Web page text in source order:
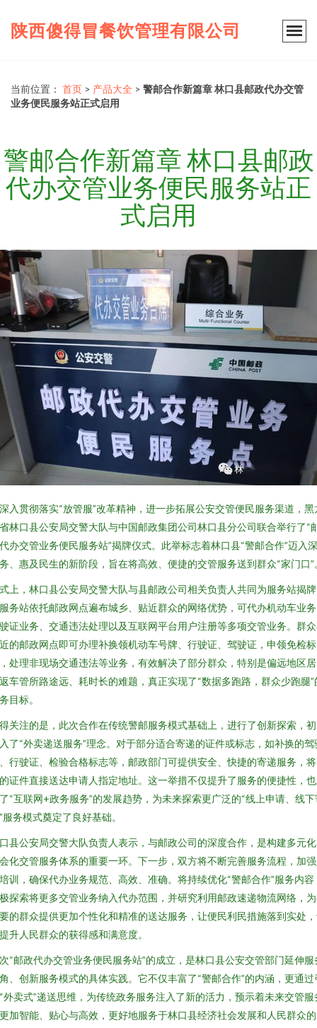
陕西傻得冒餐饮管理有限公司
当前位置： 首页 > 产品大全 > 警邮合作新篇章 林口县邮政代办交管
业务便民服务站正式启用
警邮合作新篇章 林口县邮政
代办交管业务便民服务站正
式启用
入贯彻落实“放管服”改革精神，进一步拓展公安交管便民服务渠道，黑
林口县公安局交警大队与中国邮政集团公司林口县分公司联合举行了“
办交管业务便民服务站”揭牌仪式。此举标志着林口县“警邮合作”迈入
、惠及民生的新阶段，旨在将高效、便捷的交管服务送到群众“家门口”
上，林口县公安局交警大队与县邮政公司相关负责人共同为服务站揭
务站依托邮政网点遍布城乡、贴近群众的网络优势，可代办机动车业
证业务、交通违法处理以及互联网平台用户注册等多项交管业务。群
的邮政网点即可办理补换领机动车号牌、行驶证、驾驶证，申领免检标
处理非现场交通违法等业务，有效解决了部分群众，特别是偏远地区
车管所路途远、耗时长的难题，真正实现了“数据多跑路，群众少跑腿”
目标。
关注的是，此次合作在传统警邮服务模式基础上，进行了创新探索，
了“外卖递送服务”理念。对于部分适合寄递的证件或标志，如补换的驾
行驶证、检验合格标志等，邮政部门可提供安全、快捷的寄递服务，
证件直接送达申请人指定地址。这一举措不仅提升了服务的便捷性，
“互联网+政务服务”的发展趋势，为未来探索更广泛的“线上申请、线下
服务模式奠定了良好基础。
县公安局交警大队负责人表示，与邮政公司的深度合作，是构建多元
化交管服务体系的重要一环。下一步，双方将不断完善服务流程，加
训，确保代办业务规范、高效、准确。将持续优化“警邮合作”服务内容
探索将更多交管业务纳入代办范围，并研究利用邮政速递物流网络，
的群众提供更加个性化和精准的送达服务，让便民利民措施落到实处
升人民群众的获得感和满意度。
“邮政代办交管业务便民服务站”的成立，是林口县公安交管部门延伸服
、创新服务模式的具体实践。它不仅丰富了“警邮合作”的内涵，更通过
外卖式”递送思维，为传统政务服务注入了新的活力，预示着未来交管服
加智能、贴心与高效，更好地服务于林口县经济社会发展和人民群众